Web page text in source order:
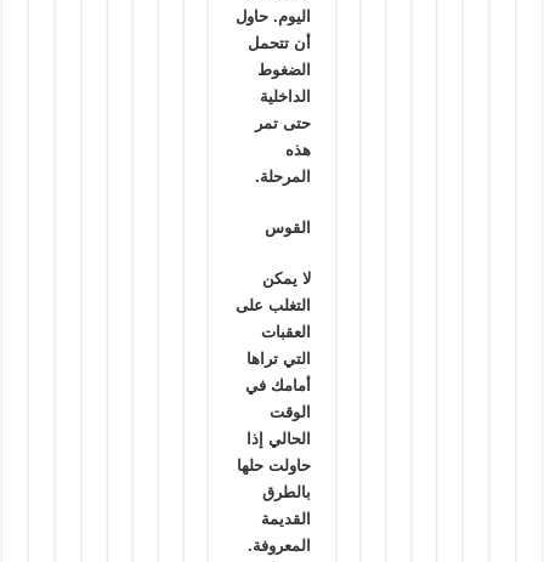
اليوم. حاول
أن تتحمل
الضغوط
الداخلية
حتى تمر
هذه
المرحلة.
القوس
لا يمكن
التغلب على
العقبات
التي تراها
أمامك في
الوقت
الحالي إذا
حاولت حلها
بالطرق
القديمة
المعروفة.